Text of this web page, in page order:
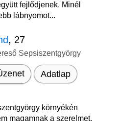
fejlődjenek. Minél
lábnyomot...
, 27
Sepsiszentgyörgy
Adatlap
környékén
magamnak a szerelmet.